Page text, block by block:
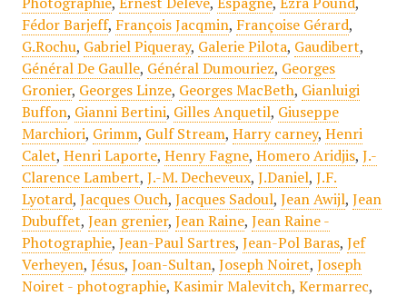
Fédor Barjeff, François Jacqmin, Françoise Gérard,
G.Rochu, Gabriel Piqueray, Galerie Pilota, Gaudibert,
Général De Gaulle, Général Dumouriez, Georges
Gronier, Georges Linze, Georges MacBeth, Gianluigi
Buffon, Gianni Bertini, Gilles Anquetil, Giuseppe
Marchiori, Grimm, Gulf Stream, Harry carney, Henri
Calet, Henri Laporte, Henry Fagne, Homero Aridjis, J.-
Clarence Lambert, J.-M. Decheveux, J.Daniel, J.F.
Lyotard, Jacques Ouch, Jacques Sadoul, Jean Awijl, Jean
Dubuffet, Jean grenier, Jean Raine, Jean Raine -
Photographie, Jean-Paul Sartres, Jean-Pol Baras, Jef
Verheyen, Jésus, Joan-Sultan, Joseph Noiret, Joseph
Noiret - photographie, Kasimir Malevitch, Kermarrec,